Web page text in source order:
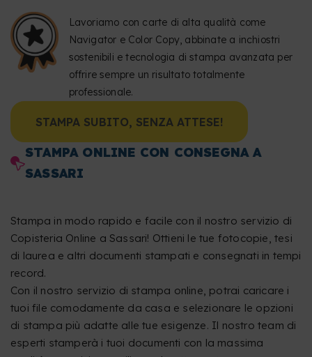
Lavoriamo con carte di alta qualità come
Navigator e Color Copy, abbinate a inchiostri
sostenibili e tecnologia di stampa avanzata per
offrire sempre un risultato totalmente
professionale.
STAMPA SUBITO, SENZA ATTESE!
STAMPA ONLINE CON CONSEGNA A
SASSARI
Stampa in modo rapido e facile con il nostro servizio di
Copisteria Online a Sassari! Ottieni le tue fotocopie, tesi
di laurea e altri documenti stampati e consegnati in tempi
record.
Con il nostro servizio di stampa online, potrai caricare i
tuoi file comodamente da casa e selezionare le opzioni
di stampa più adatte alle tue esigenze. Il nostro team di
esperti stamperà i tuoi documenti con la massima